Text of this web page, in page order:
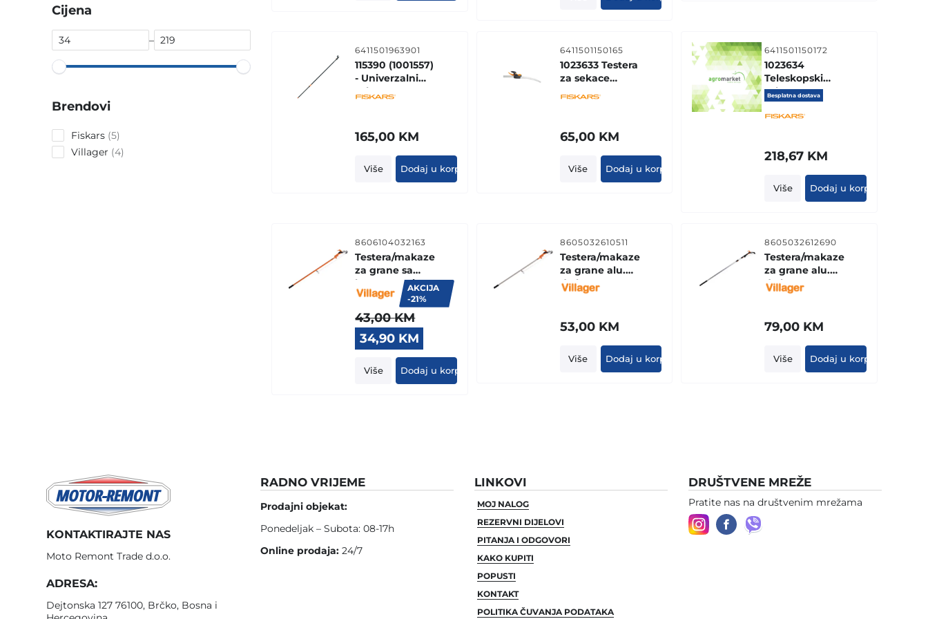
Cijena
–
Brendovi
Fiskars 55
products
Villager 44
6411501963901
115390 (1001557)
- Univerzalni
sekac grana UP
165,00 KM
Više Dodaj u korpu
6411501150165
1023633 Testera
za sekace
grana UPX86,
65,00 KM
Više Dodaj u korpu
6411501150172
1023634
Teleskopski
sekac grana
UPX86 sa
testerom
Besplatna dostava
218,67 KM
Više Dodaj u korpu
8606104032163
Testera/makaze
za grane sa
konopcem i
drškom TP-118
AKCIJA
-21%
43,00KM
Original
price
was:
43,00 KM.
34,90 KM
price
is:
34,90 KM.
Više Dodaj u korpu
8605032610511
Testera/makaze
za grane alu.
drska TP-119
53,00 KM
Više Dodaj u korpu
8605032612690
Testera/makaze
za grane alu.
drska TP-120
79,00 KM
Više Dodaj u korpu
KONTAKTIRAJTE NAS
Moto Remont Trade d.o.o.
ADRESA:
Dejtonska 127 76100, Brčko, Bosna i
RADNO VRIJEME
Prodajni objekat:
Ponedeljak – Subota: 08-17h
Online prodaja: 24/7
LINKOVI
MOJ NALOG
REZERVNI DIJELOVI
PITANJA I ODGOVORI
KAKO KUPITI
POPUSTI
KONTAKT
POLITIKA ČUVANJA PODATAKA
DRUŠTVENE MREŽE
Pratite nas na društvenim mrežama